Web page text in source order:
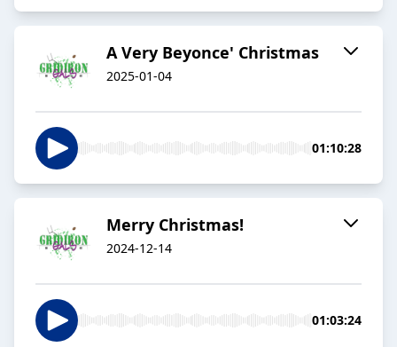
A Very Beyonce' Christmas
2025-01-04
01:10:28
Merry Christmas!
2024-12-14
01:03:24